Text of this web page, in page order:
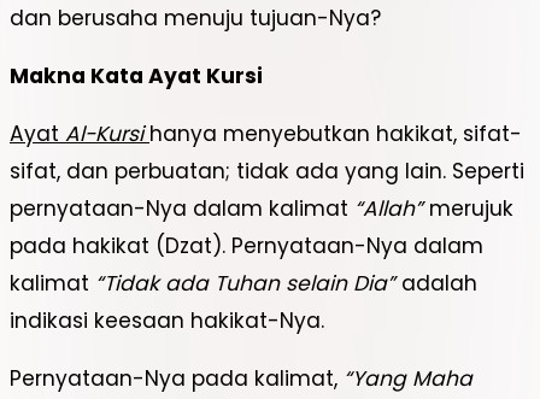
dan berusaha menuju tujuan-Nya?
Makna Kata Ayat Kursi
Ayat Al-Kursi hanya menyebutkan hakikat, sifat-
sifat, dan perbuatan; tidak ada yang lain. Seperti
pernyataan-Nya dalam kalimat “Allah”merujuk
pada hakikat (Dzat). Pernyataan-Nya dalam
kalimat “Tidak ada Tuhan selain Dia”adalah
indikasi keesaan hakikat-Nya.
Pernyataan-Nya pada kalimat, “Yang Maha